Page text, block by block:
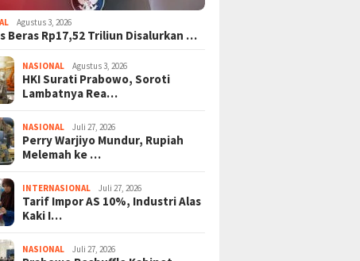
Agustus 3, 2026
Beras Rp17,52 Triliun Disalurkan …
NASIONAL Agustus 3, 2026
HKI Surati Prabowo, Soroti
Lambatnya Rea…
NASIONAL Juli 27, 2026
Perry Warjiyo Mundur, Rupiah
Melemah ke …
INTERNASIONAL Juli 27, 2026
Tarif Impor AS 10%, Industri Alas
Kaki I…
NASIONAL Juli 27, 2026